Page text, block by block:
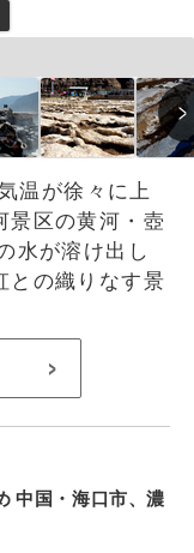
温が徐々に上
景区の黄河・壺
水が溶け出し
との織りなす景
>
中国・海口市、濃